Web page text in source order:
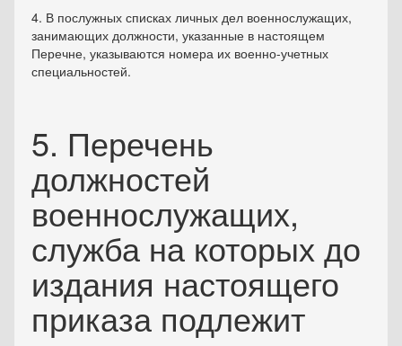
4. В послужных списках личных дел военнослужащих,
занимающих должности, указанные в настоящем
Перечне, указываются номера их военно-учетных
специальностей.
5. Перечень
должностей
военнослужащих,
служба на которых до
издания настоящего
приказа подлежит